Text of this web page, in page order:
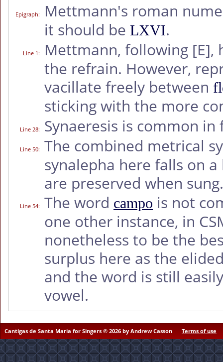
Epigraph:
Mettmann's roman
it should be LXVI.
Line 1: Mettmann, following [E],
the refrain. However,
vacillate freely between
sticking with the more
Line 28: Synaeresis is common
Line 50:
The combined metrical
synalepha here falls on
are preserved when sung.
Line 54: The word campo is not
one other instance, in
nonetheless to be the
surplus here as the
and the word is still
vowel.
Cantigas de Santa Maria for Singers © 2026 by Andrew Casson Terms of use